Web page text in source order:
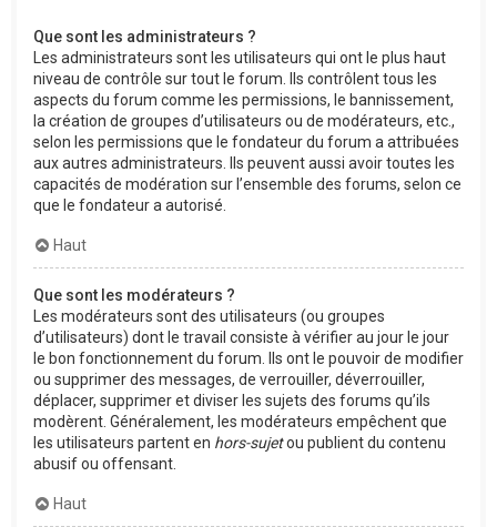
Que sont les administrateurs ?
Les administrateurs sont les utilisateurs qui ont le plus haut
niveau de contrôle sur tout le forum. Ils contrôlent tous les
aspects du forum comme les permissions, le bannissement,
la création de groupes d’utilisateurs ou de modérateurs, etc.,
selon les permissions que le fondateur du forum a attribuées
aux autres administrateurs. Ils peuvent aussi avoir toutes les
capacités de modération sur l’ensemble des forums, selon ce
que le fondateur a autorisé.
Haut
Que sont les modérateurs ?
Les modérateurs sont des utilisateurs (ou groupes
d’utilisateurs) dont le travail consiste à vérifier au jour le jour
le bon fonctionnement du forum. Ils ont le pouvoir de modifier
ou supprimer des messages, de verrouiller, déverrouiller,
déplacer, supprimer et diviser les sujets des forums qu’ils
modèrent. Généralement, les modérateurs empêchent que
les utilisateurs partent en hors-sujetou publient du contenu
abusif ou offensant.
Haut